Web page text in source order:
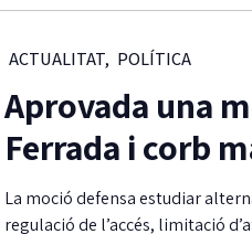
ACTUALITAT, POLÍTICA
Aprovada una
Ferrada i corb
La moció defensa estudiar
regulació de l’accés, limitació